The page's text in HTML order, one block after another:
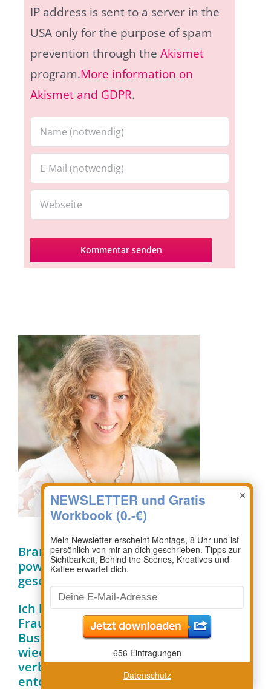
IP address is sent to a server in the
USA only for the purpose of spam
prevention through the Akismet
program.More information on
Akismet and GDPR.
Brand your essence. Embrace your soft
power. Du musst nicht laut sein, um
gesehen zu werden!
Ich helfe introvertierten und sensiblen
Frauen, die sich nicht mehr mit ihrem
Business verbunden fühlen, sich
wieder mit ihrem wahren Selbst zu
verbinden und ihre stille Kraft zu
entdecken.
×
Datenschutz